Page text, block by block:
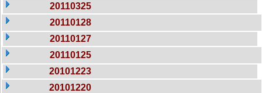
20110325
20110128
20110127
20110125
20101223
20101220